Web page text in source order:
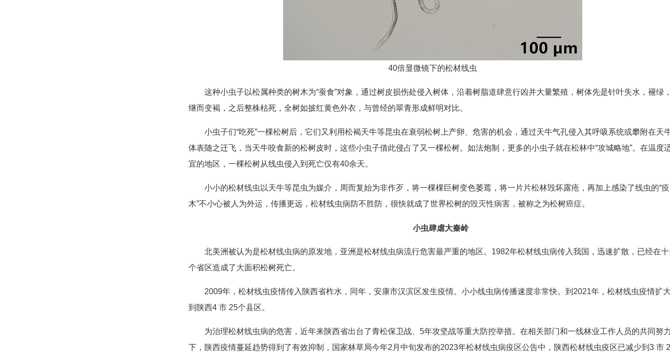
40倍显微镜下的松材线虫
这种小虫子以松属种类的树木为“蚕食”对象，通过树皮损伤处侵入树体，沿着树脂道肆意行凶并大量繁殖，树体先是针叶失水，褪绿
继而变褐，之后整株枯死，全树如披红黄色外衣，与曾经的翠青形成鲜明对比。
小虫子们“吃死”一棵松树后，它们又利用松褐天牛等昆虫在衰弱松树上产卵、危害的机会，通过天牛气孔侵入其呼吸系统或攀附在天
体表随之迁飞，当天牛咬食新的松树皮时，这些小虫子借此侵占了又一棵松树。如法炮制，更多的小虫子就在松林中“攻城略地”。在温度
宜的地区，一棵松树从线虫侵入到死亡仅有40余天。
小小的松材线虫以天牛等昆虫为媒介，周而复始为非作歹，将一棵棵巨树变色萎蔫，将一片片松林毁坏露疮，再加上感染了线虫的“疫
木”不小心被人为外运，传播更远，松材线虫病防不胜防，很快就成了世界松树的毁灭性病害，被称之为松树癌症。
小虫肆虐大秦岭
北美洲被认为是松材线虫病的原发地，亚洲是松材线虫病流行危害最严重的地区。1982年松材线虫病传入我国，迅速扩散，已经在
个省区造成了大面积松树死亡。
2009年，松材线虫疫情传入陕西省柞水，同年，安康市汉滨区发生疫情。小小线虫病传播速度非常快。到2021年，松材线虫疫情扩
到陕西4 市 25个县区。
为治理松材线虫病的危害，近年来陕西省出台了青松保卫战、5年攻坚战等重大防控举措。在相关部门和一线林业工作人员的共同努
下，陕西疫情蔓延趋势得到了有效抑制，国家林草局今年2月中旬发布的2023年松材线虫病疫区公告中，陕西松材线虫疫区已减少到3 市